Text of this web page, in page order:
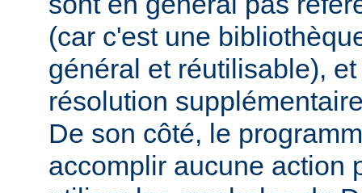
(car c'est une
général et réutilisable),
résolution
De son côté, le
accomplir aucune action